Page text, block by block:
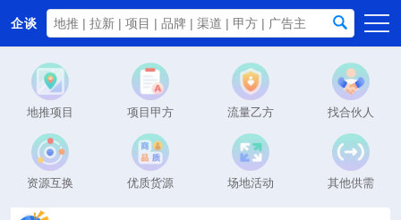
企谈
首页
商务资源
资讯动态
关于我们
地推项目 项目甲方 流量乙方 找合伙人
资源互换 优质货源 场地活动 其他供需